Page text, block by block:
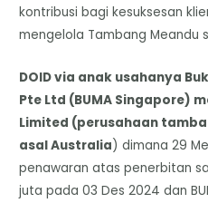
kontribusi bagi kesuksesan
mengelola Tambang Meandu
DOID via anak usahanya
Pte Ltd (BUMA Singapore)
Limited (perusahaan
asal Australia) dimana 29
penawaran atas penerbitan
juta pada 03 Des 2024 dan